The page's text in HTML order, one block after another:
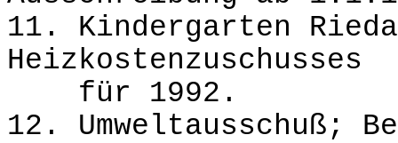
11. Kindergarten
Heizkostenzuschusses
für 1992.
12. Umweltausschuß;